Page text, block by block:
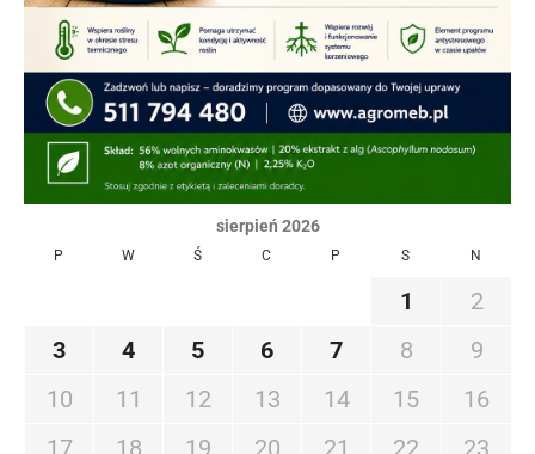
sierpień 2026
P W Ś C P S N
1
2
3
4 5 6 7 8
9
10
11 12 13 14 15
16